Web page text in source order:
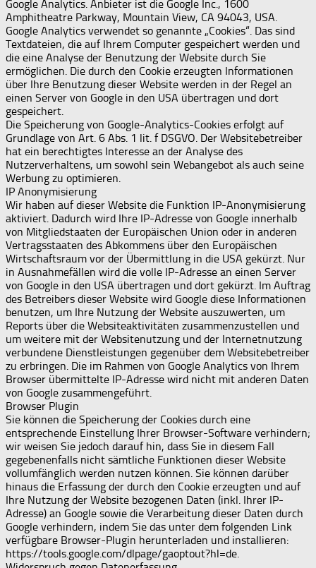
Google Analytics. Anbieter ist die Google Inc., 1600
Amphitheatre Parkway, Mountain View, CA 94043, USA.
Google Analytics verwendet so genannte „Cookies“. Das sind
Textdateien, die auf Ihrem Computer gespeichert werden und
die eine Analyse der Benutzung der Website durch Sie
ermöglichen. Die durch den Cookie erzeugten Informationen
über Ihre Benutzung dieser Website werden in der Regel an
einen Server von Google in den USA übertragen und dort
gespeichert.
Die Speicherung von Google-Analytics-Cookies erfolgt auf
Grundlage von Art. 6 Abs. 1 lit. f DSGVO. Der Websitebetreiber
hat ein berechtigtes Interesse an der Analyse des
Nutzerverhaltens, um sowohl sein Webangebot als auch seine
Werbung zu optimieren.
IP Anonymisierung
Wir haben auf dieser Website die Funktion IP-Anonymisierung
aktiviert. Dadurch wird Ihre IP-Adresse von Google innerhalb
von Mitgliedstaaten der Europäischen Union oder in anderen
Vertragsstaaten des Abkommens über den Europäischen
Wirtschaftsraum vor der Übermittlung in die USA gekürzt. Nur
in Ausnahmefällen wird die volle IP-Adresse an einen Server
von Google in den USA übertragen und dort gekürzt. Im Auftrag
des Betreibers dieser Website wird Google diese Informationen
benutzen, um Ihre Nutzung der Website auszuwerten, um
Reports über die Websiteaktivitäten zusammenzustellen und
um weitere mit der Websitenutzung und der Internetnutzung
verbundene Dienstleistungen gegenüber dem Websitebetreiber
zu erbringen. Die im Rahmen von Google Analytics von Ihrem
Browser übermittelte IP-Adresse wird nicht mit anderen Daten
von Google zusammengeführt.
Browser Plugin
Sie können die Speicherung der Cookies durch eine
entsprechende Einstellung Ihrer Browser-Software verhindern;
wir weisen Sie jedoch darauf hin, dass Sie in diesem Fall
gegebenenfalls nicht sämtliche Funktionen dieser Website
vollumfänglich werden nutzen können. Sie können darüber
hinaus die Erfassung der durch den Cookie erzeugten und auf
Ihre Nutzung der Website bezogenen Daten (inkl. Ihrer IP-
Adresse) an Google sowie die Verarbeitung dieser Daten durch
Google verhindern, indem Sie das unter dem folgenden Link
verfügbare Browser-Plugin herunterladen und installieren:
https://tools.google.com/dlpage/gaoptout?hl=de.